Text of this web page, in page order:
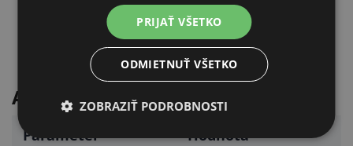
doplnkové látky
Kantaxantín 1,998
mg/kg, Luteín 3,201
mg/kg
Analytické zloženie v 1 kg
Parameter Hodnota
PRIJAŤ VŠETKO
ODMIETNUŤ VŠETKO
ZOBRAZIŤ PODROBNOSTI